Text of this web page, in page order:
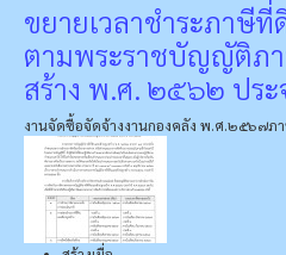
ขยายเวลาชำระภาษี
ตามพระราชบัญญัติภ
สร้าง พ.ศ. ๒๕๖๒ ปร
งานจัดซื้อจัดจ้างงานกองคลัง พ.ศ.๒๕๖๗ภ